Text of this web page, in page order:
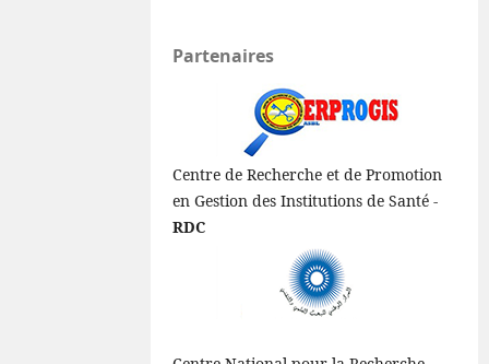
Partenaires
Centre de Recherche et de Promotion
en Gestion des Institutions de Santé -
RDC